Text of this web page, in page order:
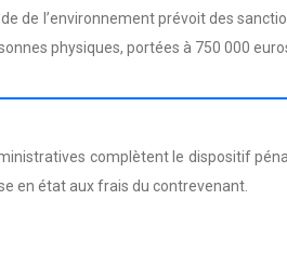
de l’environnement prévoit des
physiques, portées à 750 000
complètent le dispositif
en état aux frais du contrevenant.